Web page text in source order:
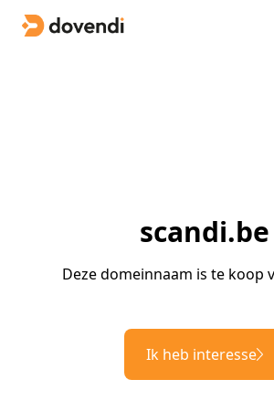
scandi.be
Deze domeinnaam is te koop
Ik heb interesse